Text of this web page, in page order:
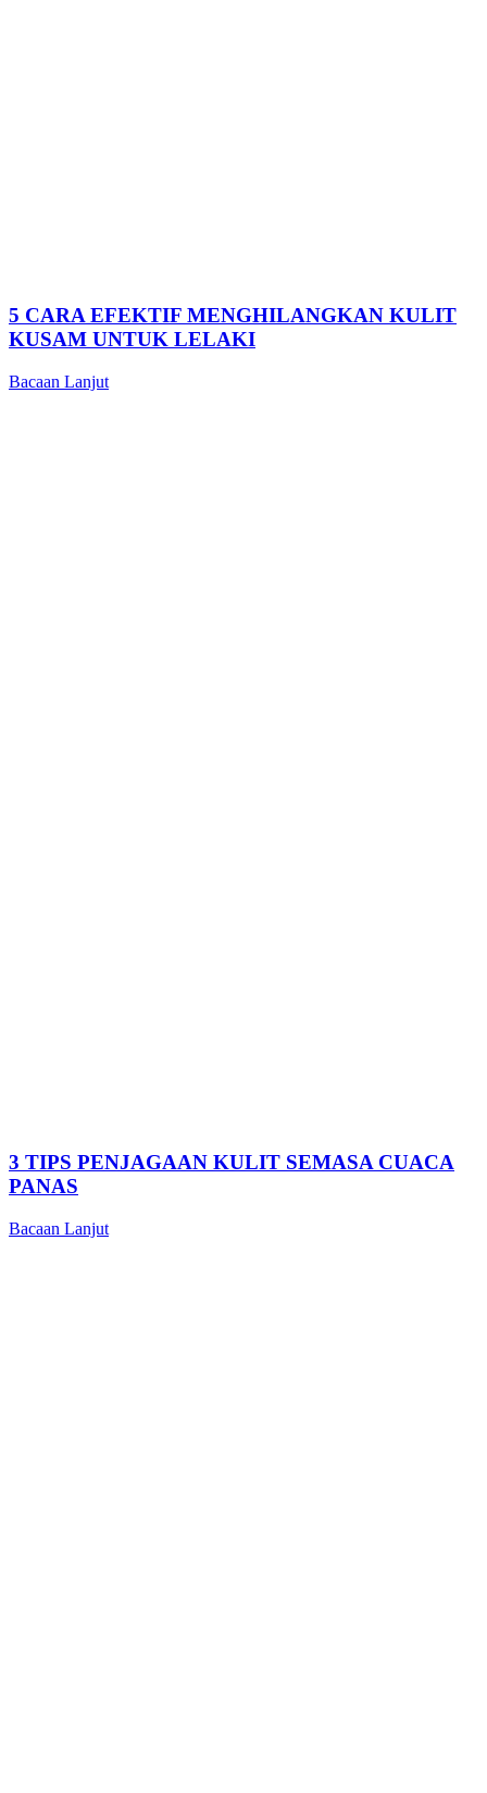
5 CARA EFEKTIF MENGHILANGKAN KULIT
KUSAM UNTUK LELAKI
Bacaan Lanjut
3 TIPS PENJAGAAN KULIT SEMASA CUACA
PANAS
Bacaan Lanjut